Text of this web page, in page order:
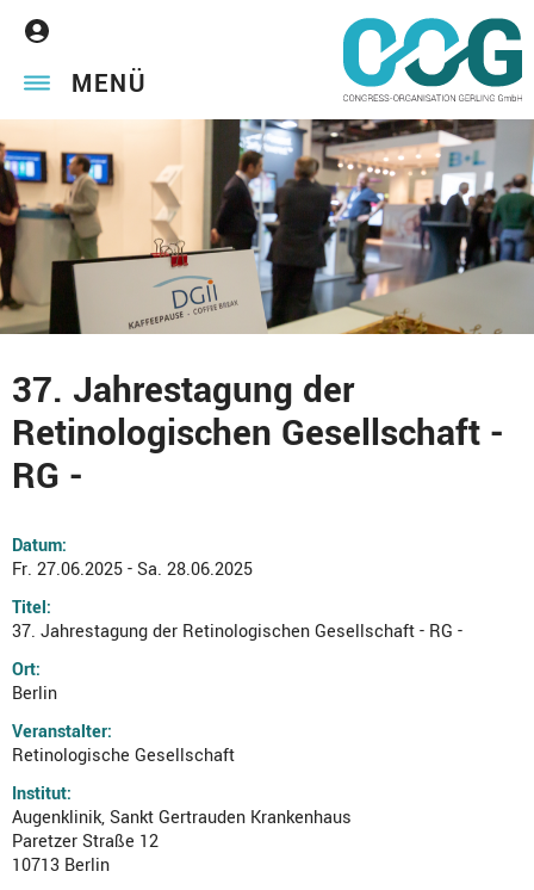
MENÜ
37. Jahrestagung der
Retinologischen Gesellschaft -
RG -
Datum:
Fr. 27.06.2025 - Sa. 28.06.2025
Titel:
37. Jahrestagung der Retinologischen Gesellschaft - RG -
Ort:
Berlin
Veranstalter:
Retinologische Gesellschaft
Institut:
Augenklinik, Sankt Gertrauden Krankenhaus
Paretzer Straße 12
10713 Berlin